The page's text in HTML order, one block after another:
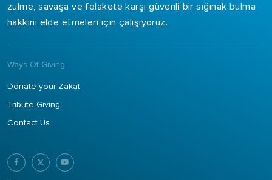
zulme, savaşa ve felakete karşı güvenli bir sığınak bulma
hakkını elde etmeleri için çalışıyoruz.
Ways Of Giving
Donate your Zakat
Tribute Giving
Contact Us